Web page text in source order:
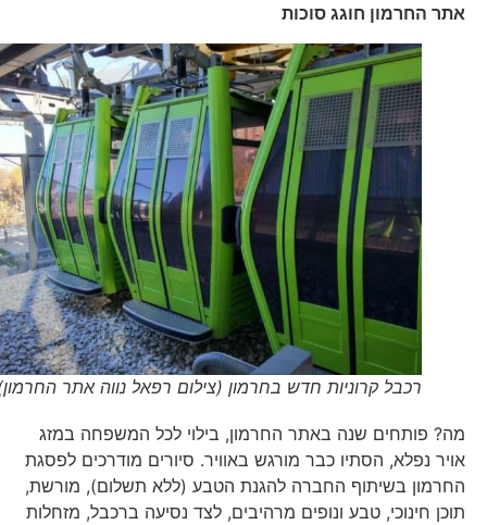
אתר החרמון חוגג סוכות
רכבל קרוניות חדש בחרמון (צילום רפאל נווה אתר החרמון)
מה? פותחים שנה באתר החרמון, בילוי לכל המשפחה במזג
אויר נפלא, הסתיו כבר מורגש באוויר. סיורים מודרכים לפסגת
החרמון בשיתוף החברה להגנת הטבע (ללא תשלום), מורשת,
תוכן חינוכי, טבע ונופים מרהיבים, לצד נסיעה ברכבל, מזחלות